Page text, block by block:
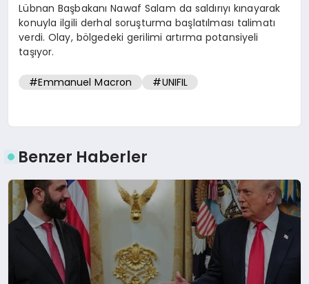
Lübnan Başbakanı Nawaf Salam da saldırıyı kınayarak
konuyla ilgili derhal soruşturma başlatılması talimatı
verdi. Olay, bölgedeki gerilimi artırma potansiyeli
taşıyor.
#Emmanuel Macron #UNIFIL
Benzer Haberler